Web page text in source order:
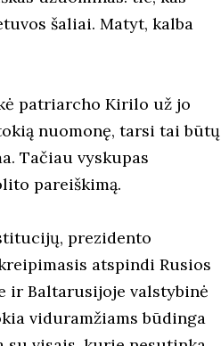
šaliai. Matyt, kalba
patriarcho Kirilo už jo
nuomonę, tarsi tai būtų
Tačiau vyskupas
pareiškimą.
prezidento
atspindi Rusios
ir Baltarusijoje valstybinė
viduramžiams būdinga